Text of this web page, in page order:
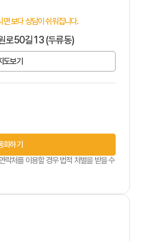
보다 상담이 쉬워집니다.
로50길 13 (두류동)
도보기
화하기
락처를 이용할 경우 법적 처벌을 받을 수